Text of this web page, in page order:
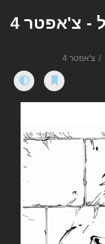
- צ'אפטר 4
צ'אפטר 4